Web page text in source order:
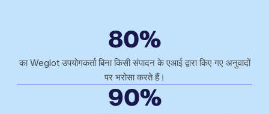
80%
का Weglot उपयोगकर्ता बिना किसी संपादन के एआई द्वारा किए गए अनुवादों
पर भरोसा करते हैं।
90%